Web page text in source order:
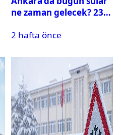
ne zaman gelecek? 23
su kesintisi sorgulama
2 hafta önce